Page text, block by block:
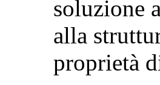
soluzione
alla
proprietà